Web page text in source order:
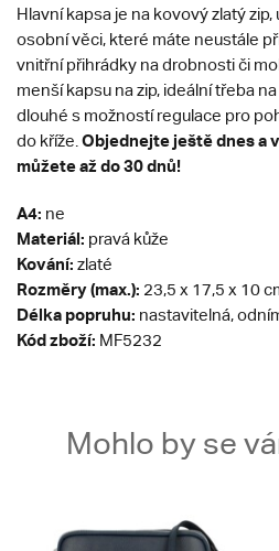
Hlavní kapsa je na kovový zlatý
osobní věci, které máte neustále
vnitřní přihrádky na drobnosti či
menší kapsu na zip, ideální třeba
dlouhé s možností regulace pro
do kříže. Objednejte ještě dnes a
můžete až do 30 dnů!
A4: ne
Materiál: pravá kůže
Kování: zlaté
Rozměry (max.): 23,5 x 17,5 x 10
Délka popruhu: nastavitelná,
Kód zboží: MF5232
Mohlo by se